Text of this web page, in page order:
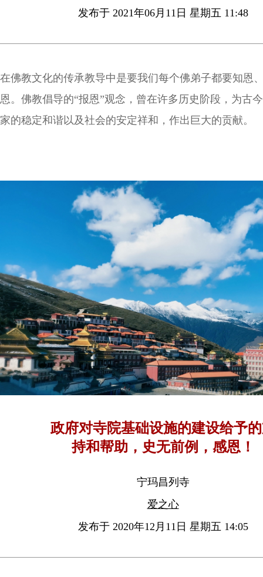
发布于 2021年06月11日 星期五 11:48
在佛教文化的传承教导中是要我们每个佛弟子都要知恩
恩。佛教倡导的“报恩”观念，曾在许多历史阶段，为古
家的稳定和谐以及社会的安定祥和，作出巨大的贡献。
政府对寺院基础设施的建设给予
持和帮助，史无前例，感恩！
宁玛昌列寺
爱之心
发布于 2020年12月11日 星期五 14:05